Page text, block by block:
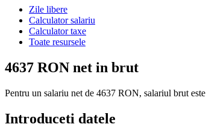
Zile libere
Calculator salariu
Calculator taxe
Toate resursele
4637 RON net in brut
Pentru un salariu net de 4637 RON, salariul brut este
Introduceti datele